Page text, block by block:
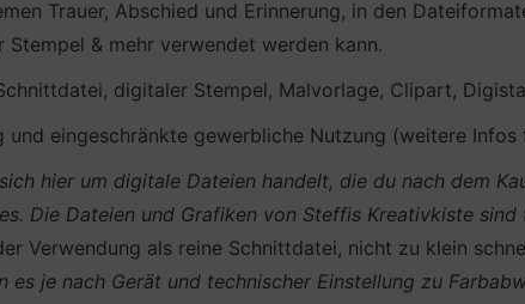
Trauer, Abschied und Erinnerung, in den
& mehr verwendet werden kann.
digitaler Stempel, Malvorlage, Clipart,
und eingeschränkte gewerbliche Nutzung (weitere Infos
hier um digitale Dateien handelt, die du nach dem
Die Dateien und Grafiken von Steffis Kreativkiste
Verwendung als reine Schnittdatei, nicht zu klein
es je nach Gerät und technischer Einstellung zu